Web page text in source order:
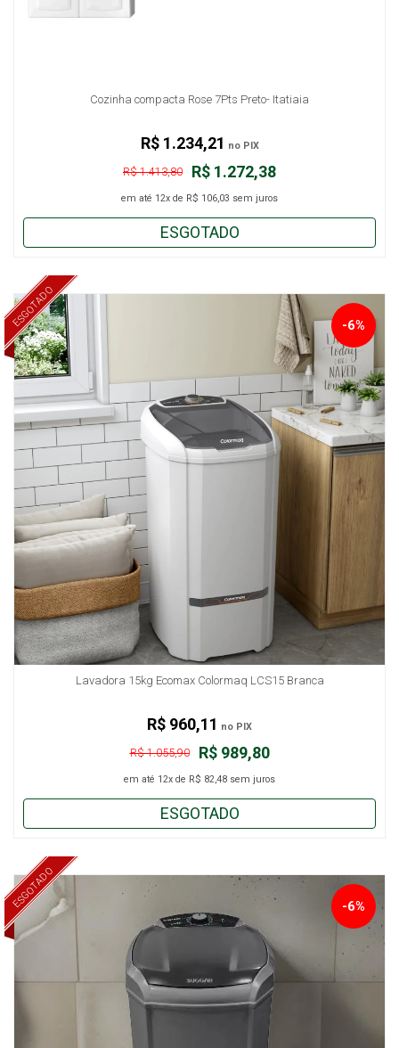
Cozinha compacta Rose 7Pts Preto- Itatiaia
R$ 1.272,38
R$ 1.413,80
em até 12x de R$ 106,03 sem juros
R$ 1.234,21 no PIX
ESGOTADO
ESGOTADO
Lavadora 15kg Ecomax Colormaq LCS15 Branca
R$ 989,80
R$ 1.055,90
-6%
em até 12x de R$ 82,48 sem juros
R$ 960,11 no PIX
ESGOTADO
ESGOTADO -6%